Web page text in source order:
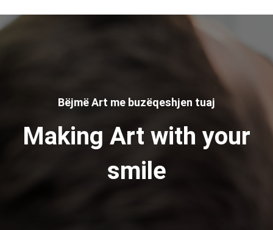
Bëjmë Art me buzëqeshjen tuaj
Making Art with your
smile